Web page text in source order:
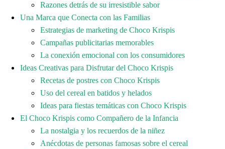
Razones detrás de su irresistible sabor
Una Marca que Conecta con las Familias
Estrategias de marketing de Choco Krispis
Campañas publicitarias memorables
La conexión emocional con los consumidores
Ideas Creativas para Disfrutar del Choco Krispis
Recetas de postres con Choco Krispis
Uso del cereal en batidos y helados
Ideas para fiestas temáticas con Choco Krispis
El Choco Krispis como Compañero de la Infancia
La nostalgia y los recuerdos de la niñez
Anécdotas de personas famosas sobre el cereal